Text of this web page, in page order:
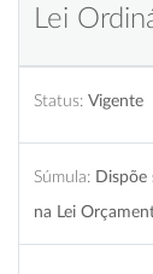
Lei
Status: Vigente
Súmula: Dispõe
na Lei